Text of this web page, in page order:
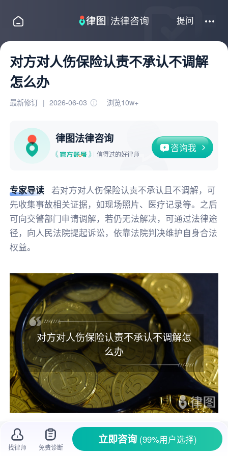
提问
对方对人伤保险认责不承认不调解
怎么办
最新修订 | 2026-06-03 浏览10w+
律图法律咨询
信得过的好律师
咨询我
专家导读
若对方对人伤保险认责不承认且不调解，可
先收集事故相关证据，如现场照片、医疗记录等。之后
可向交警部门申请调解，若仍无法解决，可通过法律途
径，向人民法院提起诉讼，依靠法院判决维护自身合法
权益。
对方对人伤保险认责不承认不调解怎
么办
在交通事故或者其他涉及人身伤害的事件
中，保险认责和调解是解决赔偿问题的常见方
找律师 免费诊断
立即咨询 (99%用户选择)